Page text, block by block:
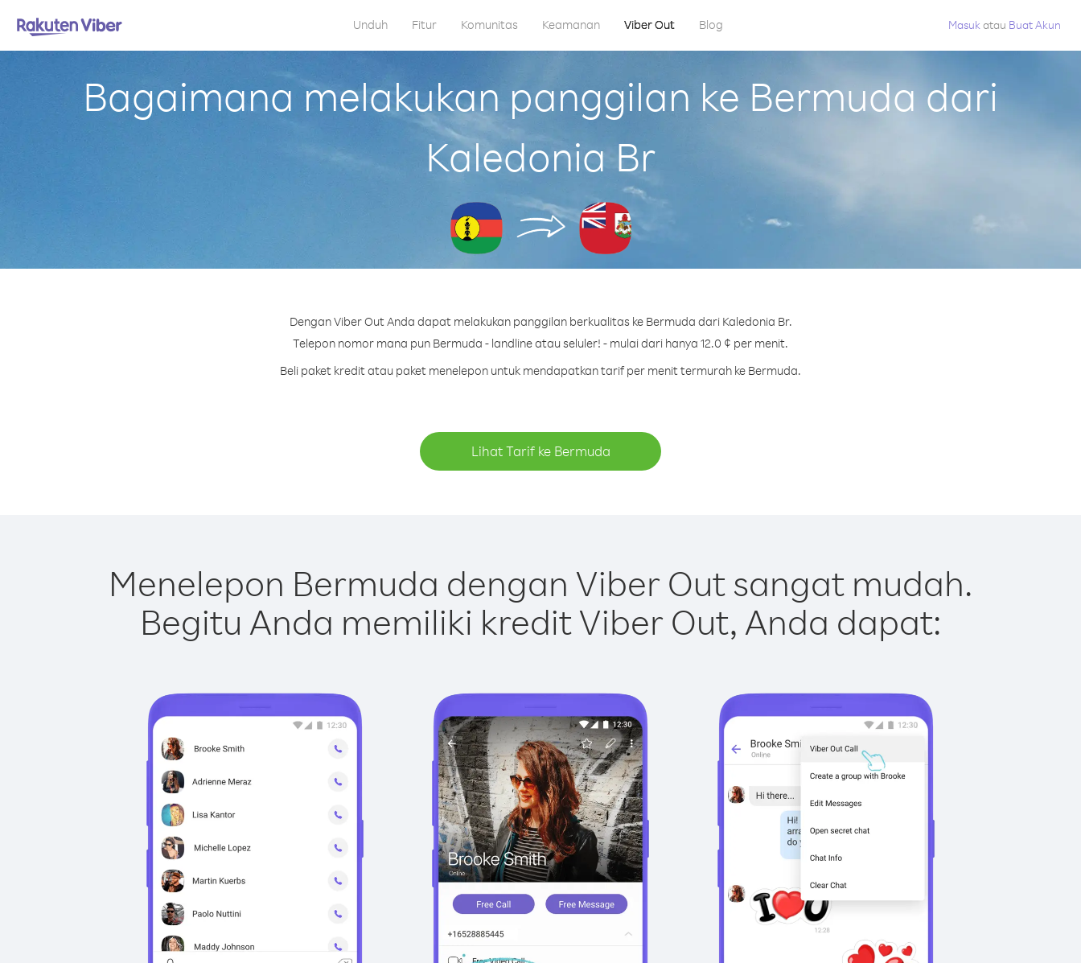
Unduh Fitur Komunitas Keamanan Viber Out Blog Masuk atau Buat Akun
Bagaimana melakukan panggilan ke Bermuda dari
Kaledonia Br
Dengan Viber Out Anda dapat melakukan panggilan berkualitas ke Bermuda dari Kaledonia Br.
Telepon nomor mana pun Bermuda - landline atau seluler! - mulai dari hanya 12.0 ¢ per menit.
Beli paket kredit atau paket menelepon untuk mendapatkan tarif per menit termurah ke Bermuda.
Lihat Tarif ke Bermuda
Menelepon Bermuda dengan Viber Out sangat mudah.
Begitu Anda memiliki kredit Viber Out, Anda dapat: